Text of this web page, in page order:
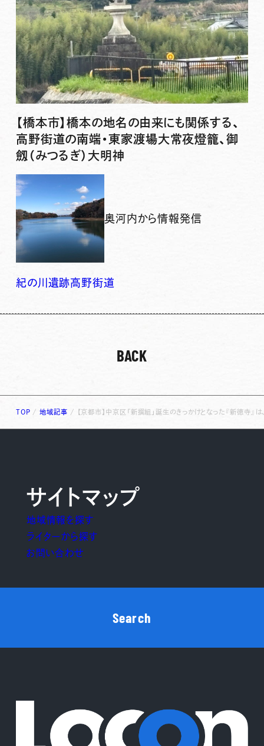
【橋本市】橋本の地名の由来にも関係する、
高野街道の南端・東家渡場大常夜燈籠、御
劔（みつるぎ）大明神
奥河内から情報発信
紀の川 遺跡高野街道
BACK
TOP /地域記事 / 【京都市】中京区「新撰組」誕生のきっかけとなった『新徳寺』
サイトマップ
地域情報を探す
ライターから探す
お問い合わせ
Search